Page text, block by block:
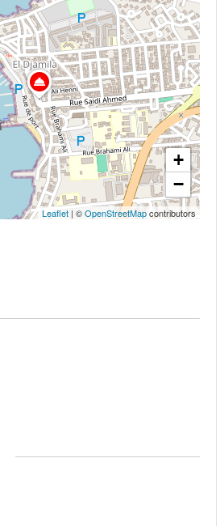
+
−
Leaflet| ©OpenStreetMapcontributors